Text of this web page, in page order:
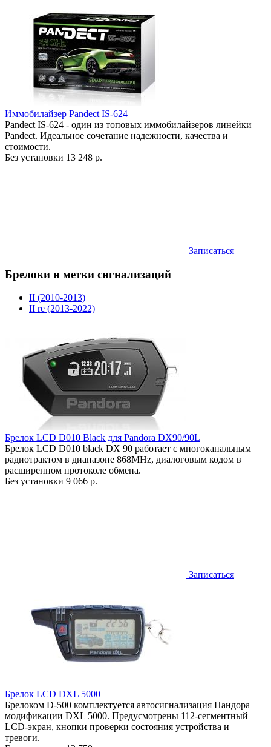
Иммобилайзер Pandect IS-624
Pandect IS-624 - один из топовых иммобилайзеров линейки
Pandect. Идеальное сочетание надежности, качества и
стоимости.
Без установки 13 248 р.
Записаться
Брелоки и метки сигнализаций
II (2010-2013)
II re (2013-2022)
Брелок LCD D010 Black для Pandora DX90/90L
Брелок LCD D010 black DX 90 работает c многоканальным
радиотрактом в диапазоне 868MHz, диалоговым кодом в
расширенном протоколе обмена.
Без установки 9 066 р.
Записаться
Брелок LCD DXL 5000
Брелоком D-500 комплектуется автосигнализация Пандора
модификации DXL 5000. Предусмотрены 112-сегментный
LCD-экран, кнопки проверки состояния устройства и
тревоги.